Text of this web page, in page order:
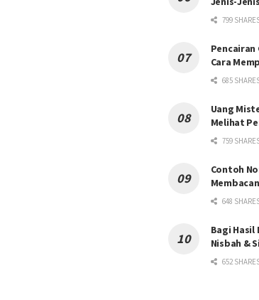
799
Pencairan
Cara
685
Uang
Melihat
759
Contoh
648
Bagi Hasil
Nisbah &
652